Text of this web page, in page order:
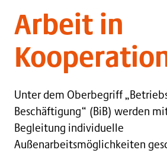
Arbeit in
Unter dem Oberbegriff
Beschäftigung“ (BiB) werden
Begleitung individuelle
Außenarbeitsmöglichkeiten